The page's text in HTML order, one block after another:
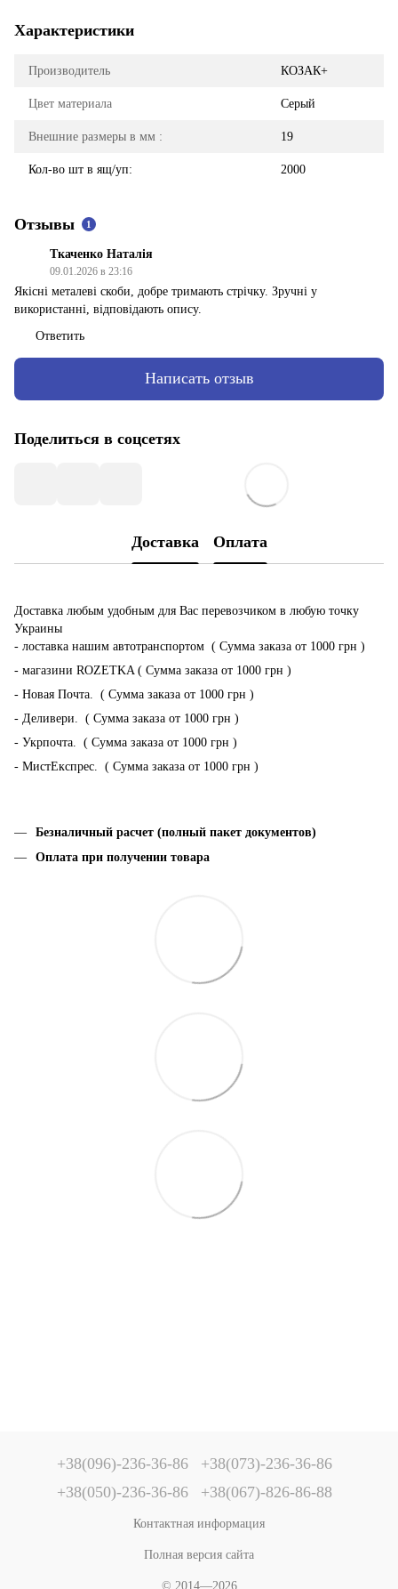
Характеристики
Производитель КОЗАК+
Цвет материала Серый
Внешние размеры в мм : 19
Кол-во шт в ящ/уп: 2000
Отзывы 1
Ткаченко Наталія
09.01.2026 в 23:16
Якісні металеві скоби, добре тримають стрічку. Зручні у
використанні, відповідають опису.
Ответить
Написать отзыв
Поделиться в соцсетях
Доставка Оплата
Доставка любым удобным для Вас перевозчиком в любую точку
Украины
- лоставка нашим автотранспортом ( Сумма заказа от 1000 грн )
- магазини ROZETKA ( Сумма заказа от 1000 грн )
- Новая Почта. ( Сумма заказа от 1000 грн )
- Деливери. ( Сумма заказа от 1000 грн )
- Укрпочта. ( Сумма заказа от 1000 грн )
- МистЕкспрес. ( Сумма заказа от 1000 грн )
Безналичный расчет (полный пакет документов)
Оплата при получении товара
+38(096)-236-36-86
+38(073)-236-36-86
+38(050)-236-36-86
+38(067)-826-86-88
Контактная информация
Полная версия сайта
© 2014—2026